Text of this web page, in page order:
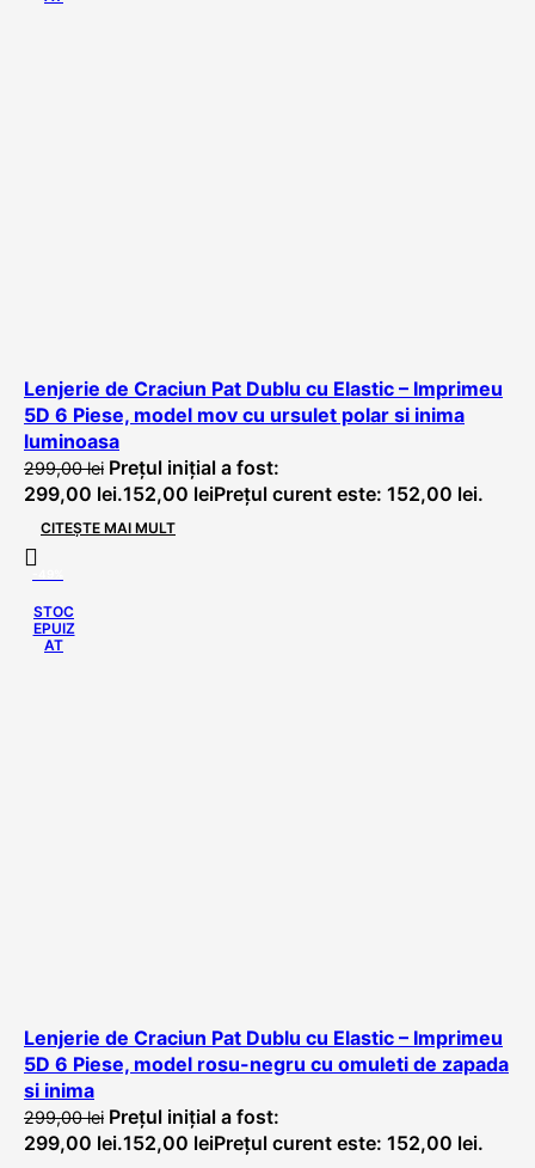
Lenjerie de Craciun Pat Dublu cu Elastic – Imprimeu
5D 6 Piese, model mov cu ursulet polar si inima
luminoasa
299,00lei Prețul inițial a fost:
299,00 lei.152,00 leiPrețul curent este: 152,00 lei.
CITEȘTE MAI MULT
STOC
EPUIZ
AT
Lenjerie de Craciun Pat Dublu cu Elastic – Imprimeu
5D 6 Piese, model rosu-negru cu omuleti de zapada
si inima
299,00lei Prețul inițial a fost:
299,00 lei.152,00 leiPrețul curent este: 152,00 lei.